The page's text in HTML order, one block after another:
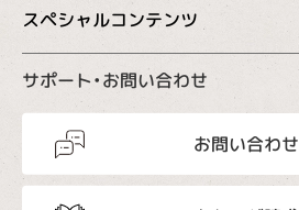
スペシャルコンテンツ
サポート・お問い合わせ
お問い合わせ